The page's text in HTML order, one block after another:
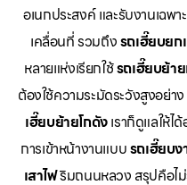
อเนกประสงค์ และรับงานเฉพา
เคลื่อนที่ รวมถึงรถเฮี๊ยบยก
หลายแห่งเรียกใช้รถเฮี๊ยบย้า
ต้องใช้ความระมัดระวังสูงอย่าง
เฮี๊ยบย้ายโกดังเราก็ดูแลให้ไ
การเข้าหน้างานแบบรถเฮี๊ยบง
เสาไฟริมถนนหลวง สรุปคือไ